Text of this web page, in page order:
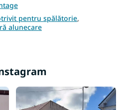
pentru spălătorie,
alunecare